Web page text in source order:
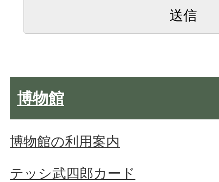
博物館
博物館の利用案内
テッシ武四郎カード